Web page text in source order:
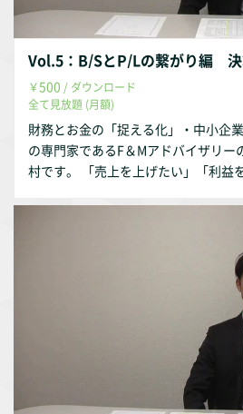
￥500 / ダウンロード
全て見放題 (月額)
財務とお金の「捉える化」・中小企
の専門家であるF＆Mアドバイザリー
村です。 「売上を上げたい」「利益
は「読みにくい」書類であることも
書を「捉え」→「分解し」→「改善
ールまでを複数回に分割してご紹介
ります。 今回の動画は、決算書を「
いうことに辿り着くまでの「B/SとP/